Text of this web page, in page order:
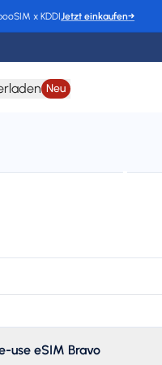
x KDDIJetzt einkaufen→
Neu
Telenor, TDC, AS EMT,
use eSIM Bravo